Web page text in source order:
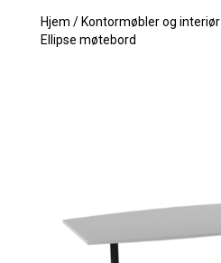
Hjem / Kontormøbler og interiør
Ellipse møtebord